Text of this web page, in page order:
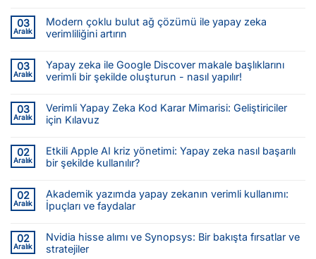
03
Aralık
Modern çoklu bulut ağ çözümü ile yapay zeka
verimliliğini artırın
03
Aralık
Yapay zeka ile Google Discover makale başlıklarını
verimli bir şekilde oluşturun - nasıl yapılır!
03
Aralık
Verimli Yapay Zeka Kod Karar Mimarisi: Geliştiriciler
için Kılavuz
02
Aralık
Etkili Apple AI kriz yönetimi: Yapay zeka nasıl başarılı
bir şekilde kullanılır?
02
Aralık
Akademik yazımda yapay zekanın verimli kullanımı:
İpuçları ve faydalar
02
Aralık
Nvidia hisse alımı ve Synopsys: Bir bakışta fırsatlar ve
stratejiler